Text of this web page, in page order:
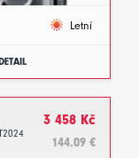
Letní
DETAIL
3 458 Kč
144.09 €